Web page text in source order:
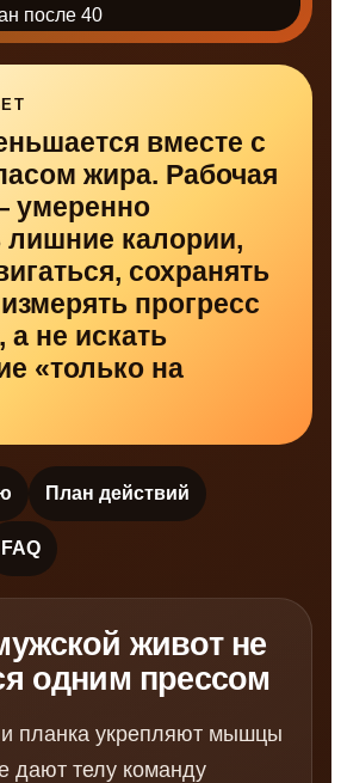
вместе с
жира. Рабочая
умеренно
лишние калории,
сохранять
прогресс
не искать
«только на
План действий
FAQ
живот не
одним прессом
планка укрепляют мышцы
дают телу команду